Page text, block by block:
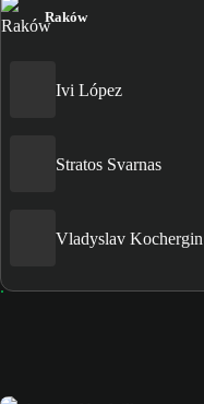
Raków
Ivi López
Stratos Svarnas
Vladyslav Kochergin